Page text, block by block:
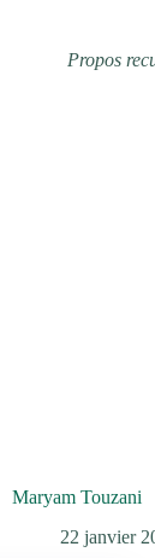
Propos
Maryam Touzani
22 janvier